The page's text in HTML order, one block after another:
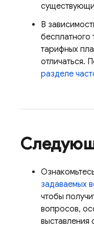
В
бесплатного
тарифных
отличаться.
разделе
задаваемых
чтобы
вопросов,
выставления